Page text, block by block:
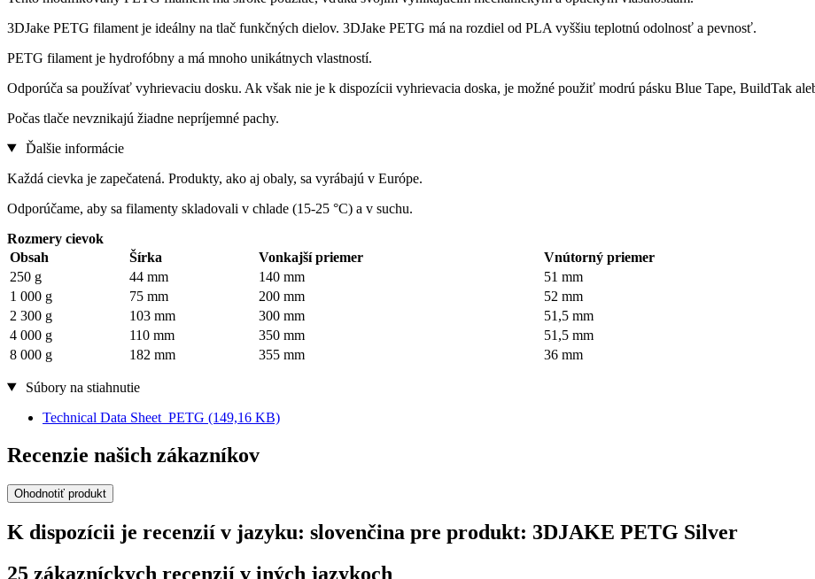
3DJake PETG filament je ideálny na tlač funkčných dielov. 3DJake PETG má na rozdiel od PLA vyššiu teplotnú odolnosť a pevnosť.
PETG filament je hydrofóbny a má mnoho unikátnych vlastností.
Odporúča sa používať vyhrievaciu dosku. Ak však nie je k dispozícii vyhrievacia doska, je možné použiť modrú pásku Blue Tape, BuildTak
Počas tlače nevznikajú žiadne nepríjemné pachy.
Ďalšie informácie
Každá cievka je zapečatená. Produkty, ako aj obaly, sa vyrábajú v Európe.
Odporúčame, aby sa filamenty skladovali v chlade (15-25 °C) a v suchu.
Rozmery cievok
Obsah
Šírka Vonkajší priemer Vnútorný priemer
250 g
44 mm 140 mm 51 mm
1 000 g
75 mm 200 mm 52 mm
2 300 g
103 mm 300 mm 51,5 mm
4 000 g
110 mm 350 mm 51,5 mm
8 000 g
182 mm 355 mm 36 mm
Súbory na stiahnutie
Technical Data Sheet_PETG (149,16 KB)
Recenzie našich zákazníkov
Ohodnotiť produkt
K dispozícii je recenzií v jazyku: slovenčina pre produkt: 3DJAKE PETG Silver
25 zákazníckych recenzií v iných jazykoch